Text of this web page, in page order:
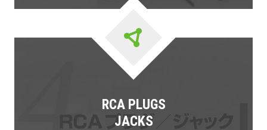
RCA PLUGS
JACKS